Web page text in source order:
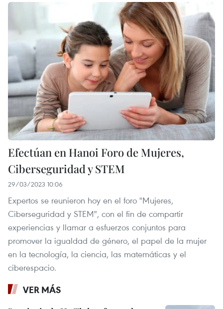
Efectúan en Hanoi Foro de Mujeres,
Ciberseguridad y STEM
29/03/2023 10:06
Expertos se reunieron hoy en el foro "Mujeres,
Ciberseguridad y STEM", con el fin de compartir
experiencias y llamar a esfuerzos conjuntos para
promover la igualdad de género, el papel de la mujer
en la tecnología, la ciencia, las matemáticas y el
ciberespacio.
VER MÁS